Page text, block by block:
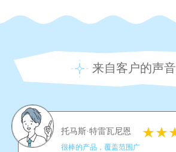
来自客户的声音
托马斯·特雷瓦尼恩
很棒的产品，覆盖范围广